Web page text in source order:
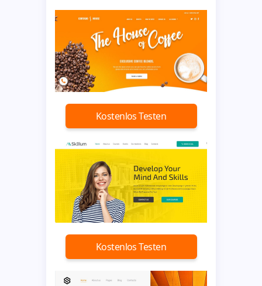
Kostenlos Testen
Kostenlos Testen